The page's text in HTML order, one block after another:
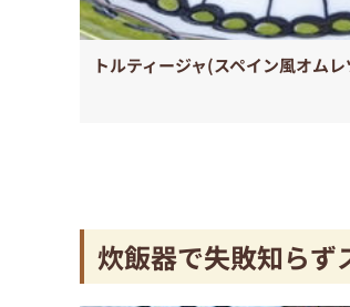
トルティージャ(スペイン風オム
炊飯器で失敗知らず